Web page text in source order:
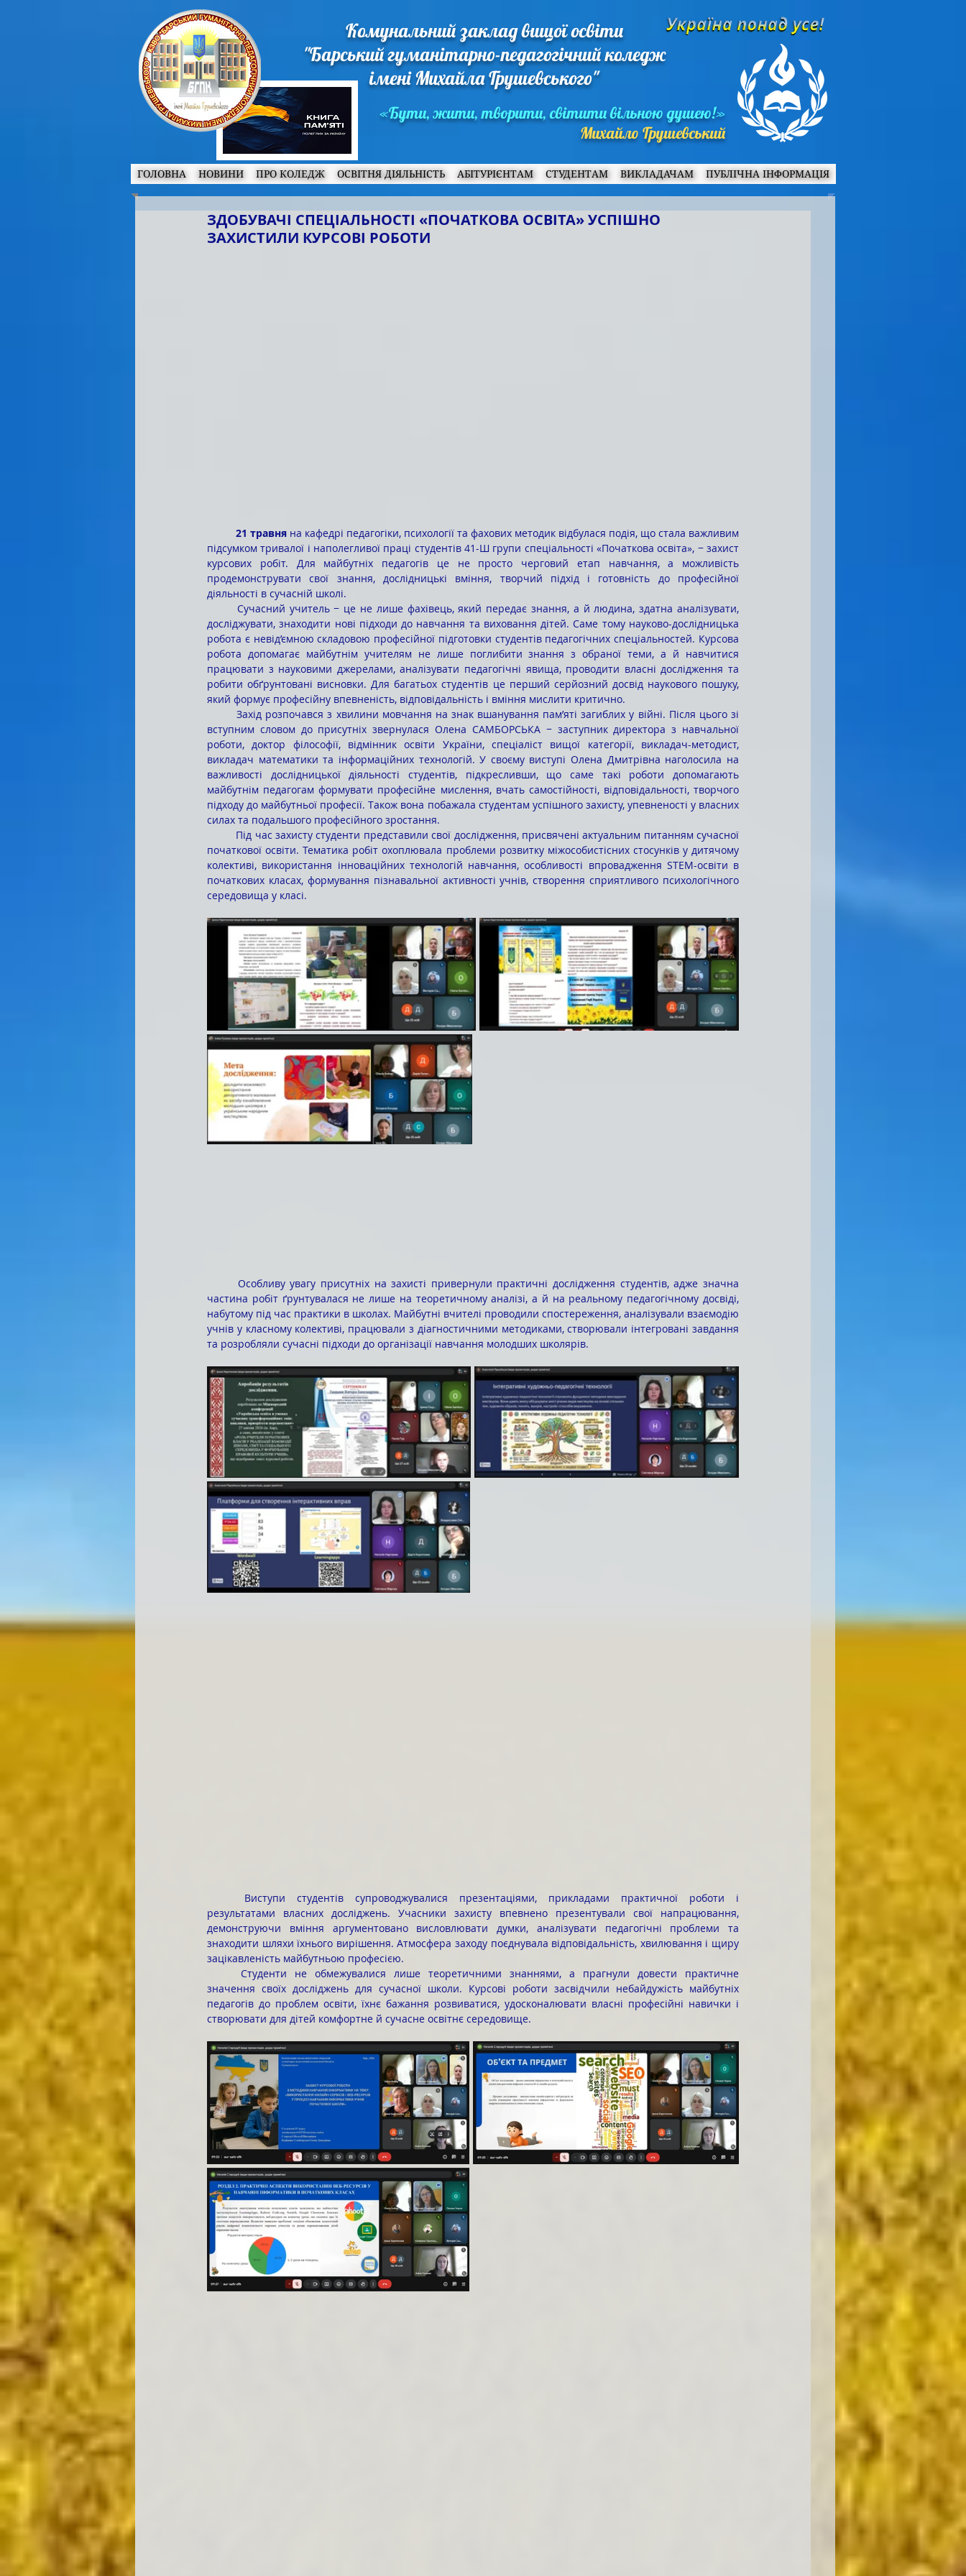
Комунальний заклад вищої освіти
"Барський гуманітарно-педагогічний коледж
імені Михайла Грушевського"
«Бути, жити, творити, світити вільною душею!»
Михайло Грушевський
ГОЛОВНА НОВИНИ ПРО КОЛЕДЖ ОСВІТНЯ ДІЯЛЬНІСТЬ АБІТУРІЄНТАМ СТУДЕНТАМ ВИКЛАДАЧАМ ПУБЛІЧНА ІНФОРМАЦІЯ
ЗДОБУВАЧІ СПЕЦІАЛЬНОСТІ «ПОЧАТКОВА ОСВІТА» УСПІШНО
ЗАХИСТИЛИ КУРСОВІ РОБОТИ
21 травня на кафедрі педагогіки, психології та фахових методик відбулася подія, що стала важливим
підсумком тривалої і наполегливої праці студентів 41-Ш групи спеціальності «Початкова освіта», − захист
курсових робіт. Для майбутніх педагогів це не просто черговий етап навчання, а можливість
продемонструвати свої знання, дослідницькі вміння, творчий підхід і готовність до професійної
діяльності в сучасній школі.
досліджувати, знаходити нові підходи до навчання та виховання дітей. Саме тому науково-дослідницька
робота є невід’ємною складовою професійної підготовки студентів педагогічних спеціальностей. Курсова
робота допомагає майбутнім учителям не лише поглибити знання з обраної теми, а й навчитися
працювати з науковими джерелами, аналізувати педагогічні явища, проводити власні дослідження та
робити обґрунтовані висновки. Для багатьох студентів це перший серйозний досвід наукового пошуку,
який формує професійну впевненість, відповідальність і вміння мислити критично.
	Захід розпочався з хвилини мовчання на знак вшанування пам’яті загиблих у війні. Після цього зі
вступним словом до присутніх звернулася Олена САМБОРСЬКА − заступник директора з навчальної
роботи, доктор філософії, відмінник освіти України, спеціаліст вищої категорії, викладач-методист,
викладач математики та інформаційних технологій. У своєму виступі Олена Дмитрівна наголосила на
важливості дослідницької діяльності студентів, підкресливши, що саме такі роботи допомагають
майбутнім педагогам формувати професійне мислення, вчать самостійності, відповідальності, творчого
підходу до майбутньої професії. Також вона побажала студентам успішного захисту, упевненості у власних
силах та подальшого професійного зростання.
початкової освіти. Тематика робіт охоплювала проблеми розвитку міжособистісних стосунків у дитячому
колективі, використання інноваційних технологій навчання, особливості впровадження STEM-освіти в
початкових класах, формування пізнавальної активності учнів, створення сприятливого психологічного
середовища у класі.
частина робіт ґрунтувалася не лише на теоретичному аналізі, а й на реальному педагогічному досвіді,
набутому під час практики в школах. Майбутні вчителі проводили спостереження, аналізували взаємодію
учнів у класному колективі, працювали з діагностичними методиками, створювали інтегровані завдання
та розробляли сучасні підходи до організації навчання молодших школярів.
результатами власних досліджень. Учасники захисту впевнено презентували свої напрацювання,
демонструючи вміння аргументовано висловлювати думки, аналізувати педагогічні проблеми та
знаходити шляхи їхнього вирішення. Атмосфера заходу поєднувала відповідальність, хвилювання і щиру
зацікавленість майбутньою професією.
значення своїх досліджень для сучасної школи. Курсові роботи засвідчили небайдужість майбутніх
педагогів до проблем освіти, їхнє бажання розвиватися, удосконалювати власні професійні навички і
створювати для дітей комфортне й сучасне освітнє середовище.